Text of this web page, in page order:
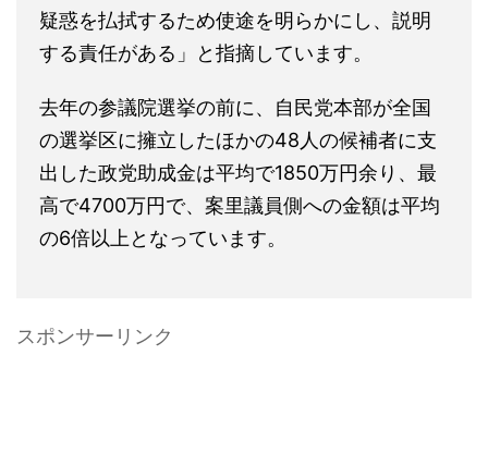
疑惑を払拭するため使途を明らかにし、説明
する責任がある」と指摘しています。
去年の参議院選挙の前に、自民党本部が全国
の選挙区に擁立したほかの48人の候補者に支
出した政党助成金は平均で1850万円余り、最
高で4700万円で、案里議員側への金額は平均
の6倍以上となっています。
スポンサーリンク